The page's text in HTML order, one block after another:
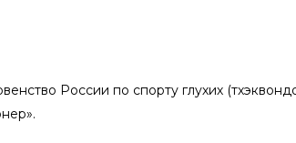
России по спорту глухих